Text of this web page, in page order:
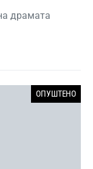
драмата
ОПУШТЕНО